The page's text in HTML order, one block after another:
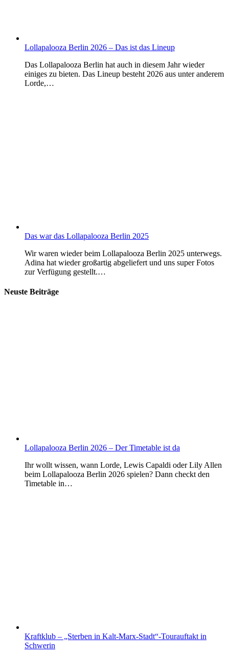
Lollapalooza Berlin 2026 – Das ist das Lineup
Das Lollapalooza Berlin hat auch in diesem Jahr wieder
einiges zu bieten. Das Lineup besteht 2026 aus unter anderem
Lorde,…
Das war das Lollapalooza Berlin 2025
Wir waren wieder beim Lollapalooza Berlin 2025 unterwegs.
Adina hat wieder großartig abgeliefert und uns super Fotos
zur Verfügung gestellt.…
Neuste Beiträge
Lollapalooza Berlin 2026 – Der Timetable ist da
Ihr wollt wissen, wann Lorde, Lewis Capaldi oder Lily Allen
beim Lollapalooza Berlin 2026 spielen? Dann checkt den
Timetable in…
Kraftklub – „Sterben in Kalt-Marx-Stadt“-Tourauftakt in
Schwerin